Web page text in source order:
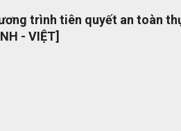
năng làm việc trong các dự án quốc
phổ quát OEMS Chuyển đổi số quy
hành dạng bản in? OEMS là một
trình tiên quyết an toàn
- VIỆT]